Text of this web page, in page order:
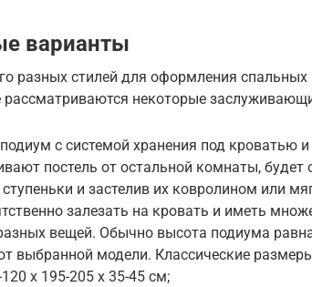
варианты
разных стилей для оформления спальных
рассматриваются некоторые
с системой хранения под кроватью
постель от остальной комнаты, будет
ступеньки и застелив их ковролином или
залезать на кровать и иметь
вещей. Обычно высота подиума
выбранной модели. Классические
х 195-205 х 35-45 см;